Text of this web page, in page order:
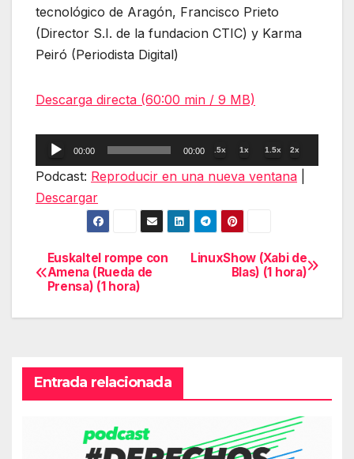
tecnológico de Aragón, Francisco Prieto
(Director S.I. de la fundacion CTIC) y Karma
Peiró (Periodista Digital)
Descarga directa (60:00 min / 9 MB)
Reproductor
de
00:00 00:00 .5x 1x 1.5x 2x
Podcast: Reproducir en una nueva ventana
Descargar
Navegación
de
LinuxShow (Xabi de
Blas) (1 hora)
Euskaltel rompe con
Amena (Rueda de
Prensa) (1 hora)
Entrada relacionada